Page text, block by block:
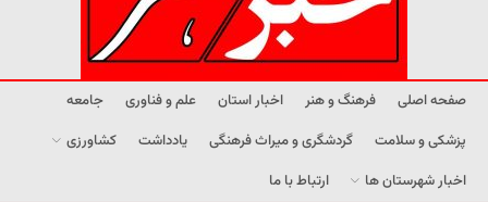
صفحه اصلی فرهنگ و هنر اخبار استان علم و فناوری
جامعه
پزشکی و سلامت
گردشگری و میراث فرهنگی یادداشت
کشاورزی
اخبار شهرستان ها
ارتباط با ما